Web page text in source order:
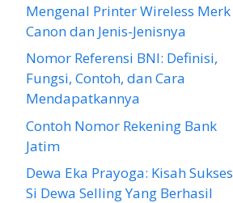
Mengenal Printer Wireless Merk
Canon dan Jenis-Jenisnya
Nomor Referensi BNI: Definisi,
Fungsi, Contoh, dan Cara
Mendapatkannya
Contoh Nomor Rekening Bank
Jatim
Dewa Eka Prayoga: Kisah Sukses
Si Dewa Selling Yang Berhasil